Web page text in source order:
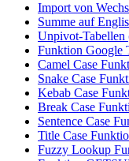
Import von
Summe auf
Unpivot-
Funktion Google
Camel Case
Snake Case
Kebab Case
Break Case
Sentence Case
Title Case
Fuzzy Lookup